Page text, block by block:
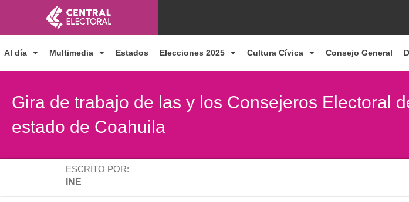
contenido
Al día Multimedia Estados Elecciones 2025 Cultura Cívica Consejo General
Gira de trabajo de las y los Consejeros Electoral
estado de Coahuila
ESCRITO POR:
INE